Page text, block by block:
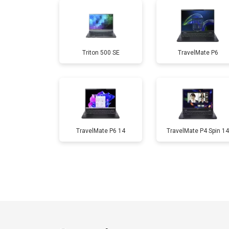
Замена разъема HDMI
Замена тачпада
Замена клавиатуры
Замена аккумулятора
Triton 500 SE TravelMate P6
TravelMate P6 14 TravelMate P4 Spin 14